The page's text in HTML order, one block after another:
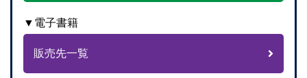
▼電子書籍
販売先一覧